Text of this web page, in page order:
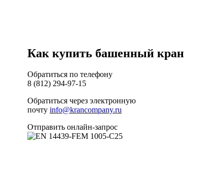
Как купить башенный кран
Обратиться по телефону
8 (812) 294-97-15
Обратиться через электронную
почту info@krancompany.ru
Отправить онлайн-запрос